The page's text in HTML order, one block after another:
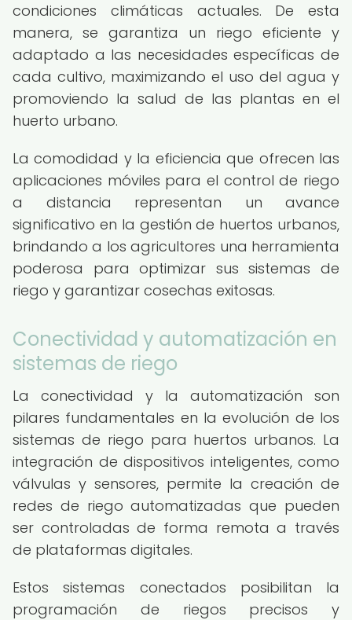
condiciones climáticas actuales. De esta
manera, se garantiza un riego eficiente y
adaptado a las necesidades específicas de
cada cultivo, maximizando el uso del agua y
promoviendo la salud de las plantas en el
huerto urbano.
La comodidad y la eficiencia que ofrecen las
aplicaciones móviles para el control de riego
a distancia representan un avance
significativo en la gestión de huertos urbanos,
brindando a los agricultores una herramienta
poderosa para optimizar sus sistemas de
riego y garantizar cosechas exitosas.
Conectividad y automatización en
sistemas de riego
La conectividad y la automatización son
pilares fundamentales en la evolución de los
sistemas de riego para huertos urbanos. La
integración de dispositivos inteligentes, como
válvulas y sensores, permite la creación de
redes de riego automatizadas que pueden
ser controladas de forma remota a través
de plataformas digitales.
Estos sistemas conectados posibilitan la
programación de riegos precisos y